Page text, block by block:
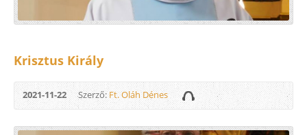
Krisztus Király
2021-11-22 Szerző:Ft. Oláh Dénes